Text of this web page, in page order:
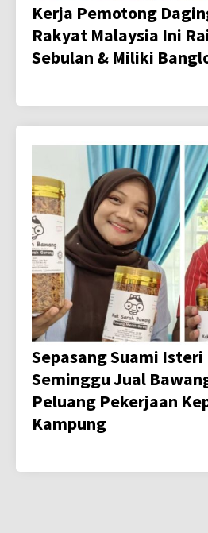
Kerja Pemotong
Rakyat Malaysia Ini
Sebulan & Miliki
Sepasang Suami Isteri
Seminggu Jual
Peluang Pekerjaan
Kampung